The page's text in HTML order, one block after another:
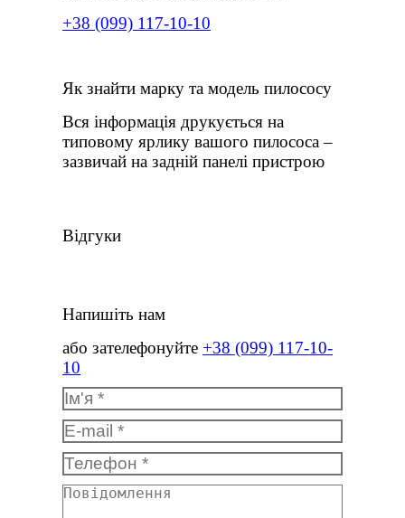
+38 (099) 117-10-10
Як знайти марку та модель пилососу
Вся інформація друкується на
типовому ярлику вашого пилососа –
зазвичай на задній панелі пристрою
Відгуки
Напишіть нам
або зателефонуйте +38 (099) 117-10-
10
Ім'я *
E-mail *
Телефон *
Повідомлення